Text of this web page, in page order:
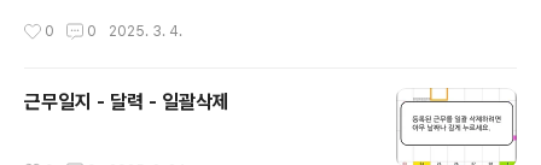
0 0 2025. 3. 4.
근무일지 - 달력 - 일괄삭제